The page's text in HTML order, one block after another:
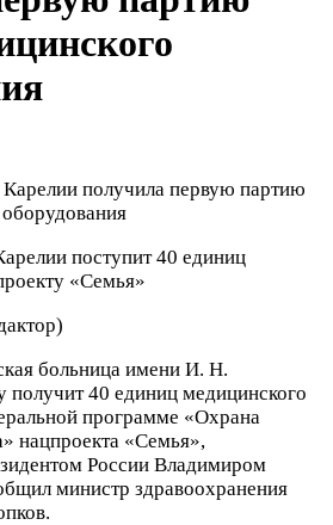
поступит 40 единиц
«Семья»
больница имени И. Н.
получит 40 единиц медицинского
программе «Охрана
нацпроекта «Семья»,
России Владимиром
министр здравоохранения